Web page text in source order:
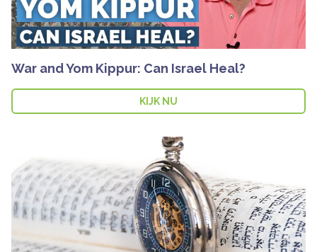
War and Yom Kippur: Can Israel Heal?
KIJK NU